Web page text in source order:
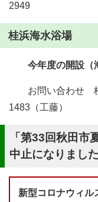
2949
桂浜海水浴場
今年度の開設（
お問い合わせ
1483（工藤）
「第33回秋田市
中止になりました
新型コロナウィル